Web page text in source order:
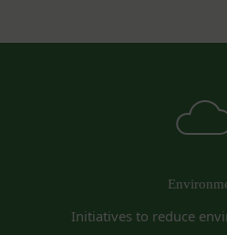
Initiatives to reduce
た、当社は、当社の通常の
が不要と判断した場合、お
当社は、以下の場合、お客
当社が提供する本サービス
パートナーが提供するサー
本契約において使用される
に定める意味を有します。